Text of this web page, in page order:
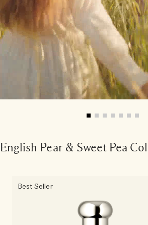
English Pear & Sweet Pea
Best Seller